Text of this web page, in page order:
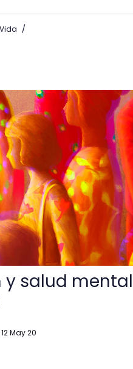
/
El mito del artista
salud
12 May 20